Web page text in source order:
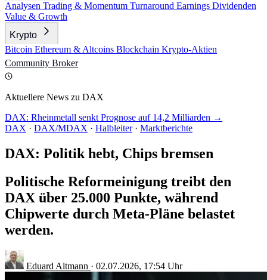
Analysen Trading & Momentum Turnaround Earnings Dividenden
Value & Growth
Krypto
Bitcoin Ethereum & Altcoins Blockchain Krypto-Aktien
Community Broker
Aktuellere News zu DAX
DAX: Rheinmetall senkt Prognose auf 14,2 Milliarden →
DAX · DAX/MDAX · Halbleiter · Marktberichte
DAX: Politik hebt, Chips bremsen
Politische Reformeinigung treibt den
DAX über 25.000 Punkte, während
Chipwerte durch Meta-Pläne belastet
werden.
Eduard Altmann · 02.07.2026, 17:54 Uhr